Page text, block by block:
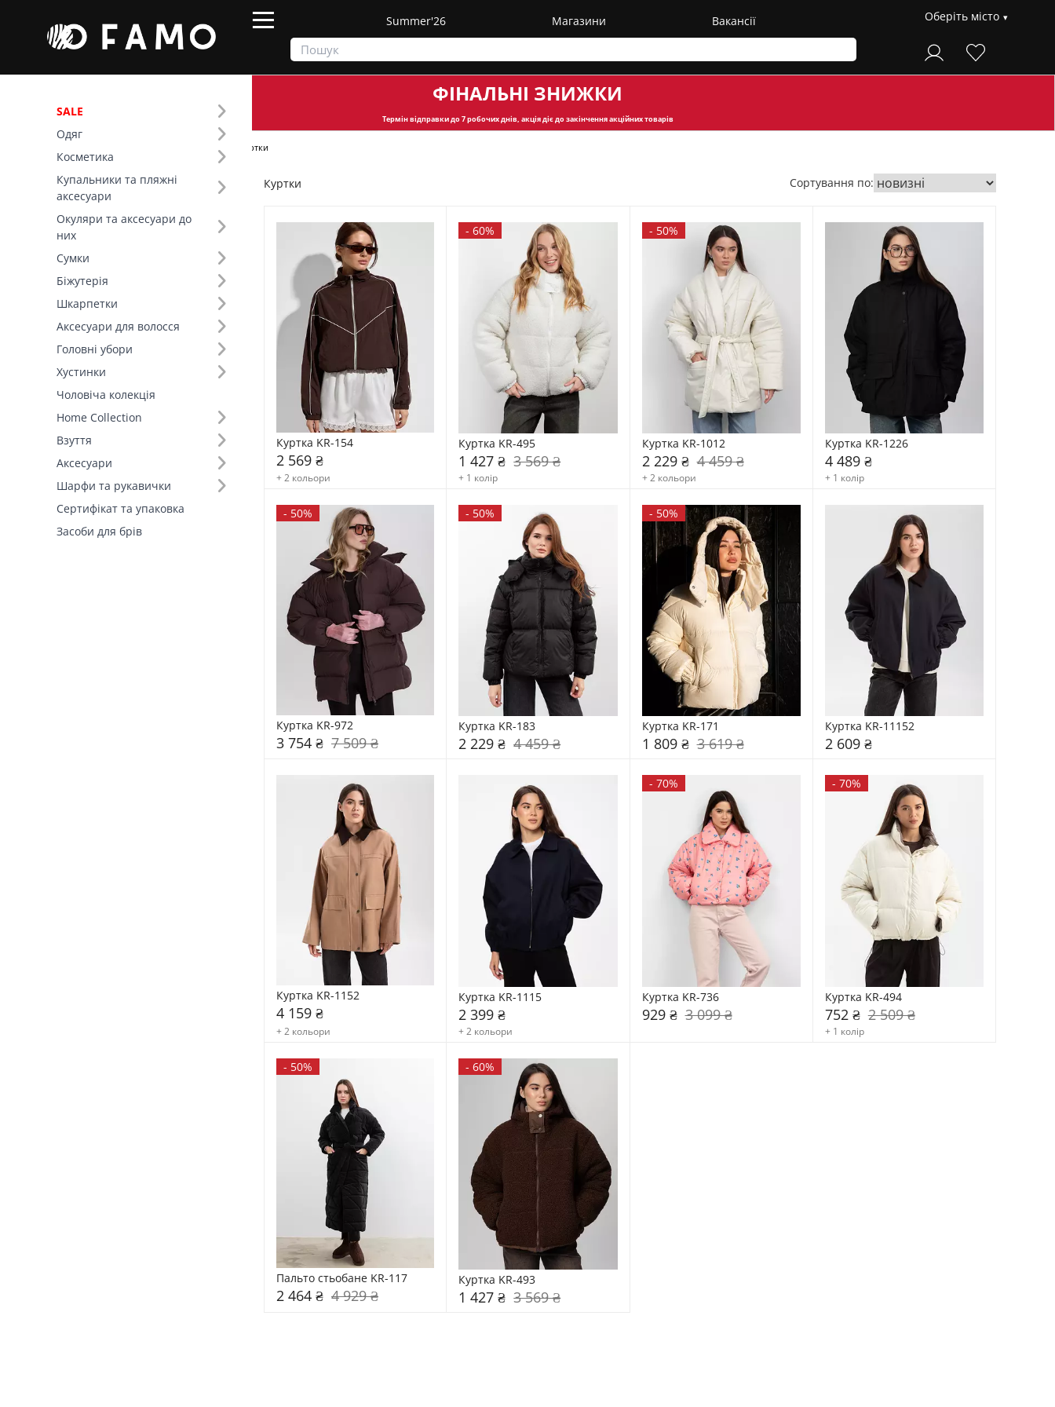
Summer'26 Магазини Вакансії Оберіть місто
SALE
Одяг
Косметика
Купальники та пляжні
аксесуари
Окуляри та аксесуари до
них
Сумки
Біжутерія
Шкарпетки
Аксесуари для волосся
Головні убори
Хустинки
Чоловіча колекція
Home Collection
Взуття
Аксесуари
Шарфи та рукавички
Сертифікат та упаковка
Засоби для брів
ФІНАЛЬНІ ЗНИЖКИ
Термін відправкидо 7 робочих днів, акція діє до закінчення акційних товарів
Куртки
Фільтр
Ціна
SALE
Куртки Сортування по:
Куртка KR-154
2 569 ₴
+ 2 кольори
-60%
Куртка KR-495
1 427 ₴ 3 569 ₴
+ 1 колір
- 50%
Куртка KR-1012
2 229 ₴ 4 459 ₴
+ 2 кольори
Куртка KR-1226
4 489 ₴
+ 1 колір
- 50%
Куртка KR-972
3 754 ₴ 7 509 ₴
- 50%
Куртка KR-183
2 229 ₴ 4 459 ₴
- 50%
Куртка KR-171
1 809 ₴ 3 619 ₴
Куртка KR-11152
2 609 ₴
Куртка KR-1152
4 159 ₴
+ 2 кольори
Куртка KR-1115
2 399 ₴
+ 2 кольори
- 70%
Куртка KR-736
929 ₴ 3 099 ₴
- 70%
Куртка KR-494
752 ₴ 2 509 ₴
+ 1 колір
- 50%
Пальто стьобане KR-117
2 464 ₴ 4 929 ₴
-60%
Куртка KR-493
1 427 ₴ 3 569 ₴